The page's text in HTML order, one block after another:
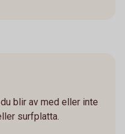
blir av med eller inte
surfplatta.